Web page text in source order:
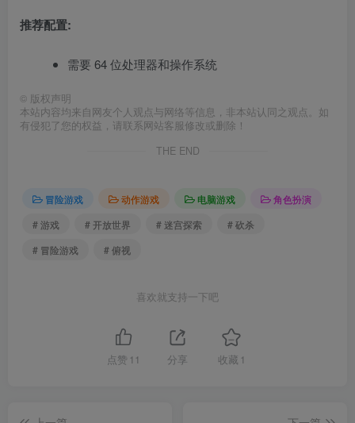
推荐配置:
需要 64 位处理器和操作系统
© 版权声明
本站内容均来自网友个人观点与网络等信息，非本站认同之观点。如
有侵犯了您的权益，请联系网站客服修改或删除！
THE END
冒险游戏 动作游戏 电脑游戏
角色扮演
# 游戏
# 开放世界 # 迷宫探索
# 砍杀
# 冒险游戏
# 俯视
喜欢就支持一下吧
点赞 11 分享 收藏 1